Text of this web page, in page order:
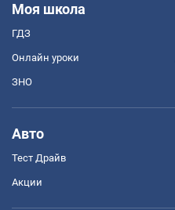
Моя школа
ГДЗ
Онлайн уроки
ЗНО
Авто
Тест Драйв
Акции